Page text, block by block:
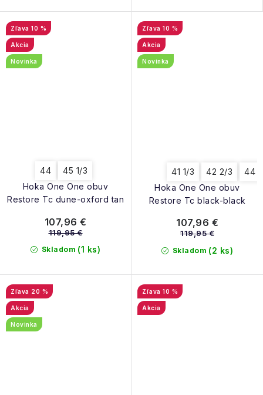
Hoka One One obuv
Restore Tc dune-oxford tan
10 %
Akcia
Novinka
44 45 1/3
Skladom (1 ks)
107,96 €
119,95 €
Hoka One One obuv
Restore Tc black-black
10 %
Akcia
Novinka
41 1/3 42 2/3 44
Skladom (2 ks)
107,96 €
119,95 €
20 %
Akcia
Novinka
10 %
Akcia